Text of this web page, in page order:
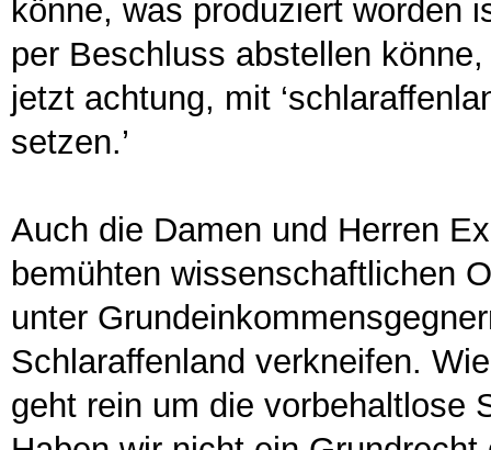
könne, was produziert worden
per Beschluss abstellen
jetzt achtung, mit
setzen.’
Auch die Damen und Herren
bemühten wissenschaftlichen
unter
Schlaraffenland verkneifen.
geht rein um die vorbehaltlose